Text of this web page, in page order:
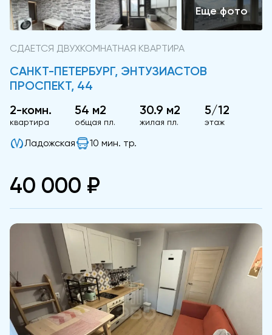
СДАЕТСЯ ДВУХКОМНАТНАЯ КВАРТИРА
САНКТ-ПЕТЕРБУРГ, ЭНТУЗИАСТОВ
ПРОСПЕКТ, 44
2-комн.
квартира
54 м2
общая пл.
30.9 м2
жилая пл.
5/12
этаж
Ладожская 10 мин. тр.
40 000 ₽